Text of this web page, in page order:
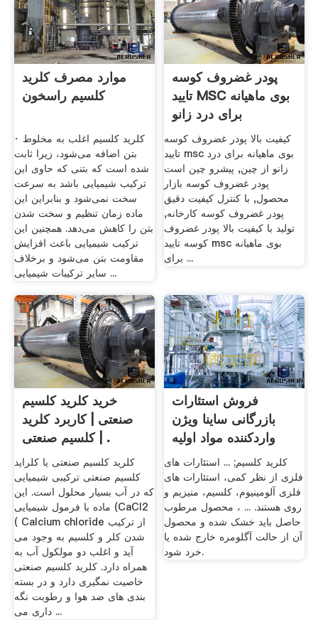
موارد مصرف کلرید
کلسیم راسخون
· کلرید کلسیم اغلب به مخلوط
بتن اضافه می‌شود، زیرا ثابت
شده است که بتنی که حاوی این
ترکیب شیمیایی باشد به سرعت
سخت نمی‌شود و بنابراین این
ماده زمان تنظیم و سخت شدن
بتن را کاهش می‌دهد. همچنین این
ترکیب شیمیایی باعث افزایش
مقاومت بتن می‌شود و برخلاف
سایر ترکیبات شیمیایی ...
پودر غضروف کوسه
تایید MSC بوی ماهیانه
برای درد زانو
کیفیت بالا پودر غضروف کوسه
تایید msc بوی ماهیانه برای درد
زانو از چین, پیشرو چین است
پودر غضروف کوسه بازار
محصول, با کنترل کیفیت دقیق
پودر غضروف کوسه کارخانه,
تولید با کیفیت بالا پودر غضروف
کوسه تایید msc بوی ماهیانه
برای ...
خرید کلرید کلسیم
صنعتی | کاربرد کلرید
کلسیم صنعتی | .
کلرید کلسیم صنعتی یا کلراید
کلسیم صنعتی ترکیبی شیمیایی
که در آب بسیار محلول است. این
ماده با فرمول شیمیایی (CaCl2
( Calcium chloride از ترکیب
شدن کلر و کلسیم به وجود می
آید و اغلب دو مولکول آب به
همراه دارد. کلرید کلسیم صنعتی
خاصیت نمگیری دارد و در بسته
بندی های ضد هوا و رطوبت نگه
داری می ...
فروش استئارات
بازرگانی ساینا ویژن
واردکننده مواد اولیه
کلرید کلسیم; ... استئارات های
فلزی از نظر کمی، استئارات های
فلزی آلومینیوم، کلسیم، منیزیم و
روی هستند. ... ، محصول مرطوب
حاصل باید خشک شده و محصول
آن از حالت آگلومره خارج شده یا
خرد شود.